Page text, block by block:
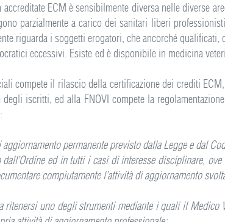
ECM è sensibilmente diversa nelle diverse
parzialmente a carico dei sanitari liberi
riguarda i soggetti erogatori, che ancorché
eccessivi. Esiste ed è disponibile in medicina
compete il rilascio della certificazione dei crediti
iscritti, ed alla FNOVI compete la
permanente previsto dalla Legge e dal
ed in tutti i casi di interesse disciplinare,
compiutamente l’attività di aggiornamento
uno degli strumenti mediante i quali il Medico